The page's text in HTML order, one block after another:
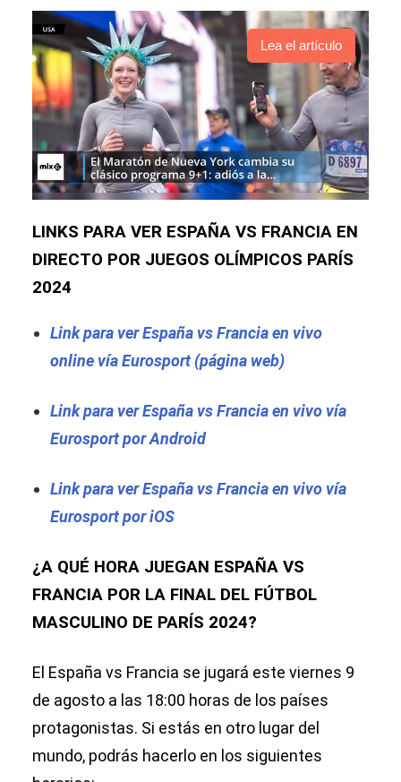
Lea el artículo
LINKS PARA VER ESPAÑA VS FRANCIA EN
DIRECTO POR JUEGOS OLÍMPICOS PARÍS
2024
Link para ver España vs Francia en vivo
online vía Eurosport (página web)
Link para ver España vs Francia en vivo vía
Eurosport por Android
Link para ver España vs Francia en vivo vía
Eurosport por iOS
¿A QUÉ HORA JUEGAN ESPAÑA VS
FRANCIA POR LA FINAL DEL FÚTBOL
MASCULINO DE PARÍS 2024?
El España vs Francia se jugará este viernes 9
de agosto a las 18:00 horas de los países
protagonistas. Si estás en otro lugar del
mundo, podrás hacerlo en los siguientes